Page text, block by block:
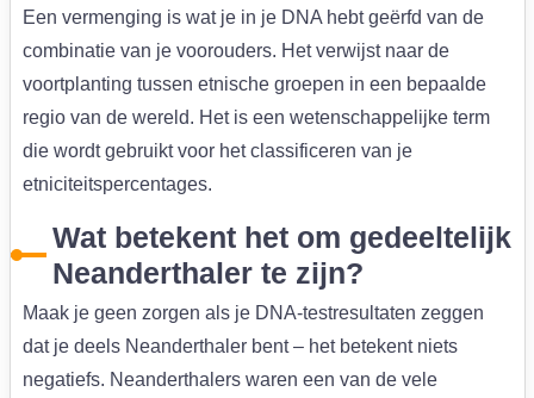
Een vermenging is wat je in je DNA hebt geërfd van de
combinatie van je voorouders. Het verwijst naar de
voortplanting tussen etnische groepen in een bepaalde
regio van de wereld. Het is een wetenschappelijke term
die wordt gebruikt voor het classificeren van je
etniciteitspercentages.
Wat betekent het om gedeeltelijk
Neanderthaler te zijn?
Maak je geen zorgen als je DNA-testresultaten zeggen
dat je deels Neanderthaler bent – het betekent niets
negatiefs. Neanderthalers waren een van de vele